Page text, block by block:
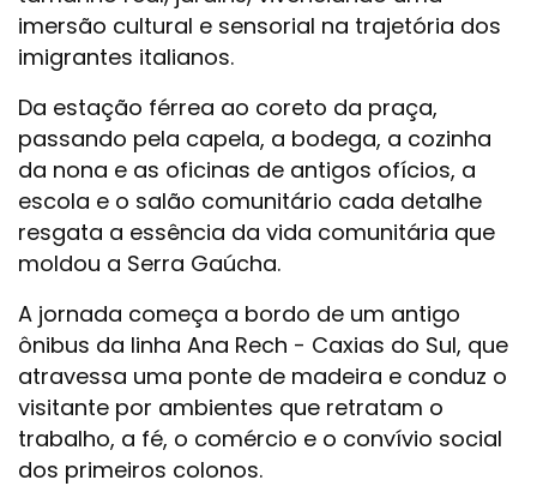
imersão cultural e sensorial na trajetória dos
imigrantes italianos.
Da estação férrea ao coreto da praça,
passando pela capela, a bodega, a cozinha
da nona e as oficinas de antigos ofícios, a
escola e o salão comunitário cada detalhe
resgata a essência da vida comunitária que
moldou a Serra Gaúcha.
A jornada começa a bordo de um antigo
ônibus da linha Ana Rech - Caxias do Sul, que
atravessa uma ponte de madeira e conduz o
visitante por ambientes que retratam o
trabalho, a fé, o comércio e o convívio social
dos primeiros colonos.